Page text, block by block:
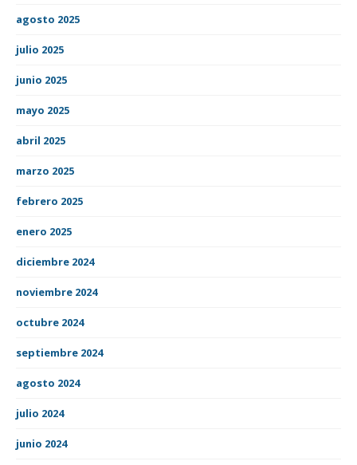
agosto 2025
julio 2025
junio 2025
mayo 2025
abril 2025
marzo 2025
febrero 2025
enero 2025
diciembre 2024
noviembre 2024
octubre 2024
septiembre 2024
agosto 2024
julio 2024
junio 2024